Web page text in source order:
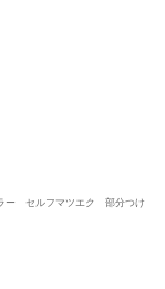
ー セルフマツエク 部分つけ